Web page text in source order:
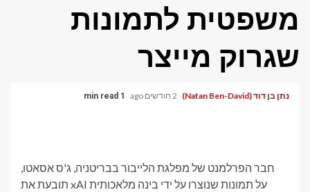
משפטית לתמונות
שגרוק מייצר
נתן בן דוד (Natan Ben-David) 2 חודשים ago 1 min read
חבר הפרלמנט של מפלגת הלייבור בבריטניה, ג'ס אסאטו,
תובעת את xAI על תמונות שנוצרו על ידי בינה מלאכותית